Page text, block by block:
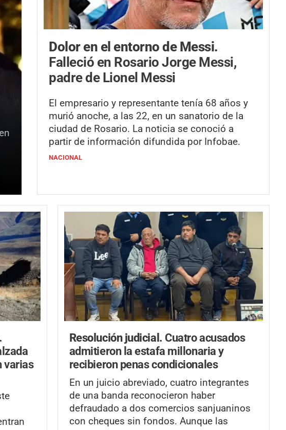
Dolor en el entorno de Messi.
Falleció en Rosario Jorge Messi,
padre de Lionel Messi
El empresario y representante tenía 68 años y
murió anoche, a las 22, en un sanatorio de la
ciudad de Rosario. La noticia se conoció a
partir de información difundida por Infobae.
NACIONAL
varias
Resolución judicial. Cuatro acusados
admitieron la estafa millonaria y
recibieron penas condicionales
En un juicio abreviado, cuatro integrantes
de una banda reconocieron haber
defraudado a dos comercios sanjuaninos
con cheques sin fondos. Aunque las